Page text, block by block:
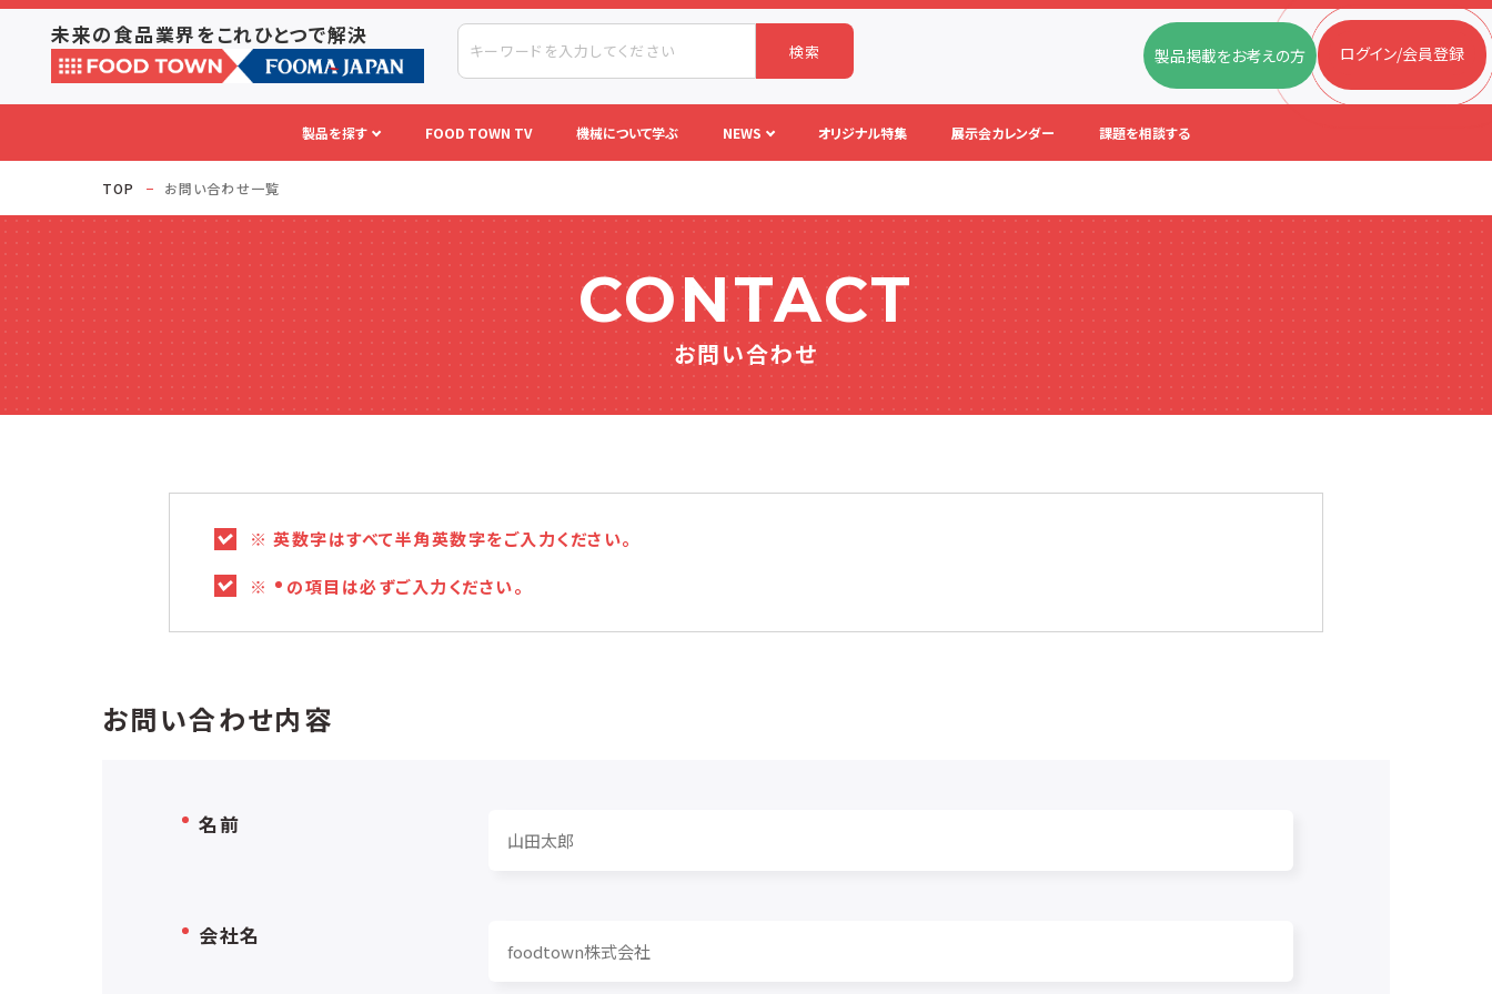
未来の食品業界をこれひとつで解決
検索 製品掲載をお考えの方 ログイン/会員登録
製品を探す FOOD TOWN TV 機械について学ぶ NEWS オリジナル特集 展示会カレンダー 課題を相談する
TOP お問い合わせ一覧
CONTACT
お問い合わせ
※ 英数字はすべて半角英数字をご入力ください。
※ の項目は必ずご入力ください。
お問い合わせ内容
名前
会社名